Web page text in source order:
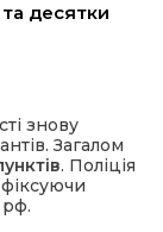
десятки
знову
Загалом
. Поліція
рф.